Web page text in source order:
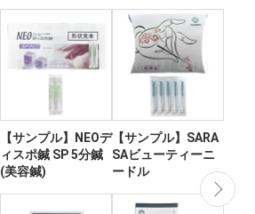
【サンプル】NEOデ
ィスポ鍼 SP 5分鍼
(美容鍼)
【サンプル】SARA
SAビューティーニ
ードル
プ